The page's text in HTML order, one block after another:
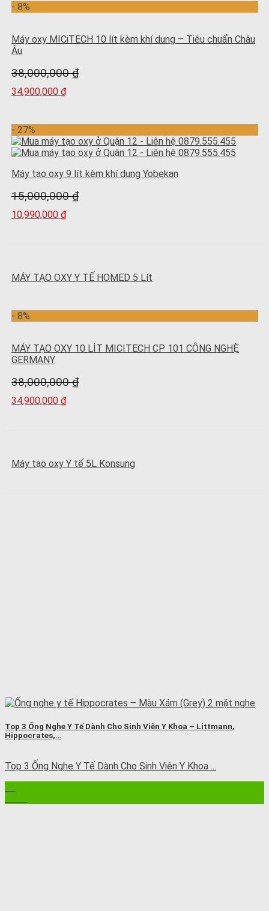
- 8%
Máy oxy MICiTECH 10 lít kèm khí dung – Tiêu chuẩn Châu
Âu
38,000,000₫
34,900,000 ₫
- 27%
Máy tạo oxy 9 lít kèm khí dung Yobekan
15,000,000₫
10,990,000 ₫
MÁY TẠO OXY Y TẾ HOMED 5 Lít
- 8%
MÁY TẠO OXY 10 LÍT MICITECH CP 101 CÔNG NGHỆ
GERMANY
38,000,000₫
34,900,000 ₫
Máy tạo oxy Y tế 5L Konsung
Top 3 Ống Nghe Y Tế Dành Cho Sinh Viên Y Khoa – Littmann,
Hippocrates,…
Top 3 Ống Nghe Y Tế Dành Cho Sinh Viên Y Khoa ...